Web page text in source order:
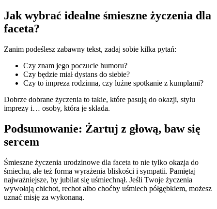
Jak wybrać idealne śmieszne życzenia dla
faceta?
Zanim podeślesz zabawny tekst, zadaj sobie kilka pytań:
Czy znam jego poczucie humoru?
Czy będzie miał dystans do siebie?
Czy to impreza rodzinna, czy luźne spotkanie z kumplami?
Dobrze dobrane życzenia to takie, które pasują do okazji, stylu
imprezy i… osoby, która je składa.
Podsumowanie: Żartuj z głową, baw się
sercem
Śmieszne życzenia urodzinowe dla faceta to nie tylko okazja do
śmiechu, ale też forma wyrażenia bliskości i sympatii. Pamiętaj –
najważniejsze, by jubilat się uśmiechnął. Jeśli Twoje życzenia
wywołają chichot, rechot albo choćby uśmiech półgębkiem, możesz
uznać misję za wykonaną.